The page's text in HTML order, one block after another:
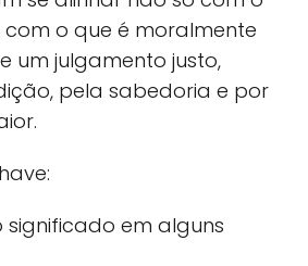
o que é moralmente
um julgamento justo,
pela sabedoria e por
significado em alguns